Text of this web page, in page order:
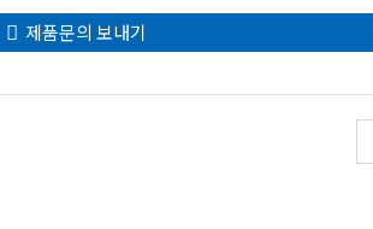
제품문의 보내기